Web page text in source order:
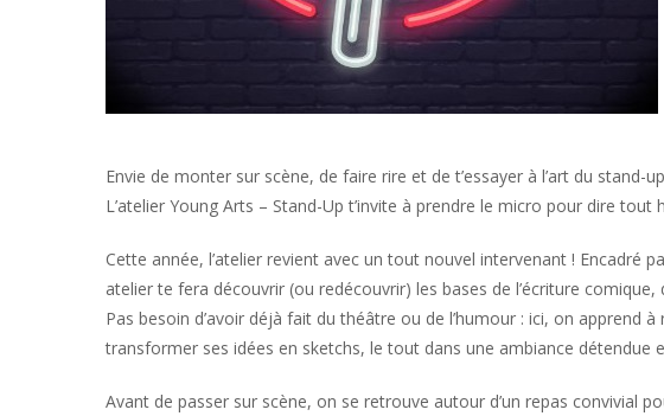
Envie de monter sur scène, de faire rire et de t’essayer à l’art du stand-
L’atelier Young Arts – Stand-Up t’invite à prendre le micro pour dire
Cette année, l’atelier revient avec un tout nouvel intervenant ! Encadré
atelier te fera découvrir (ou redécouvrir) les bases de l’écriture
Pas besoin d’avoir déjà fait du théâtre ou de l’humour : ici, on apprend
transformer ses idées en sketchs, le tout dans une ambiance détendue
Avant de passer sur scène, on se retrouve autour d’un repas convivial